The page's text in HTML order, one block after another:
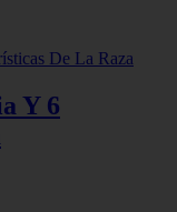
Y 6